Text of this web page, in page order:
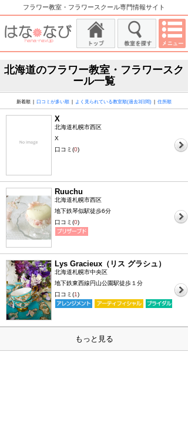
フラワー教室・フラワースクール専門情報サイト
北海道のフラワー教室・フラワースク
ール一覧
新着順 | 口コミが多い順 よく見られている教室順(過去3日間) 住所順
X
北海道札幌市西区
X
口コミ(0)
Ruuchu
北海道札幌市西区
地下鉄琴似駅徒歩6分
口コミ(0)
Lys Gracieux（リス グラシュ）
北海道札幌市中央区
地下鉄東西線円山公園駅徒歩１分
口コミ(1)
もっと見る